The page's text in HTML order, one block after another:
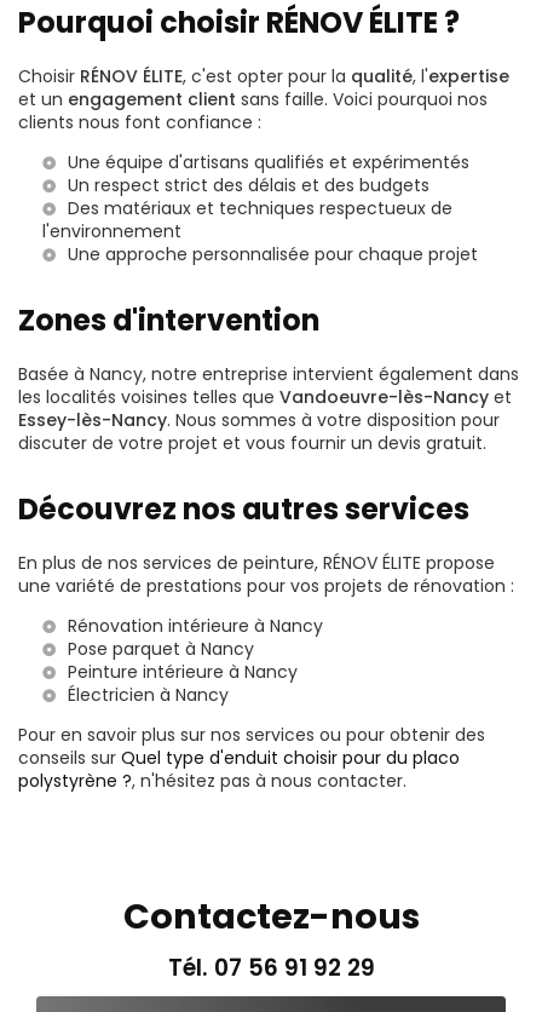
Pourquoi choisir RÉNOV ÉLITE ?
Choisir RÉNOV ÉLITE, c'est opter pour la qualité, l'expertise
et un engagement client sans faille. Voici pourquoi nos
clients nous font confiance :
Une équipe d'artisans qualifiés et expérimentés
Un respect strict des délais et des budgets
Des matériaux et techniques respectueux de
l'environnement
Une approche personnalisée pour chaque projet
Zones d'intervention
Basée à Nancy, notre entreprise intervient également dans
les localités voisines telles que Vandoeuvre-lès-Nancy et
Essey-lès-Nancy. Nous sommes à votre disposition pour
discuter de votre projet et vous fournir un devis gratuit.
Découvrez nos autres services
En plus de nos services de peinture, RÉNOV ÉLITE propose
une variété de prestations pour vos projets de rénovation :
Rénovation intérieure à Nancy
Pose parquet à Nancy
Peinture intérieure à Nancy
Électricien à Nancy
Pour en savoir plus sur nos services ou pour obtenir des
conseils sur Quel type d'enduit choisir pour du placo
polystyrène ?, n'hésitez pas à nous contacter.
Contactez-nous
Tél. 07 56 91 92 29